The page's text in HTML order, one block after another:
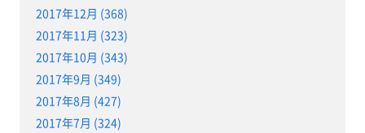
2017年12月 (368)
2017年11月 (323)
2017年10月 (343)
2017年9月 (349)
2017年8月 (427)
2017年7月 (324)